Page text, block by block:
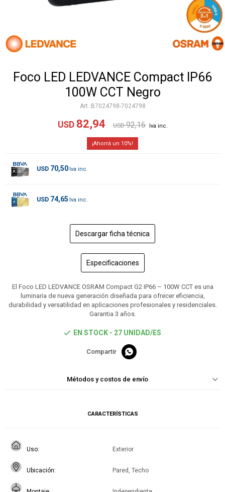
Foco LED LEDVANCE Compact IP66
100W CCT Negro
B7024798-7024798
USD 82,94 USD 92,16
10
USD 70,50
USD 74,65
Descargar ficha técnica
Especificaciones
El Foco LED LEDVANCE OSRAM Compact G2 IP66 – 100W CCT es una
luminaria de nueva generación diseñada para ofrecer eficiencia,
durabilidad y versatilidad en aplicaciones profesionales y residenciales.
Garantia 3 años.
EN STOCK - 27 UNIDAD/ES

Métodos y costos de envío
CARACTERÍSTICAS
Uso Exterior
Ubicación Pared, Techo